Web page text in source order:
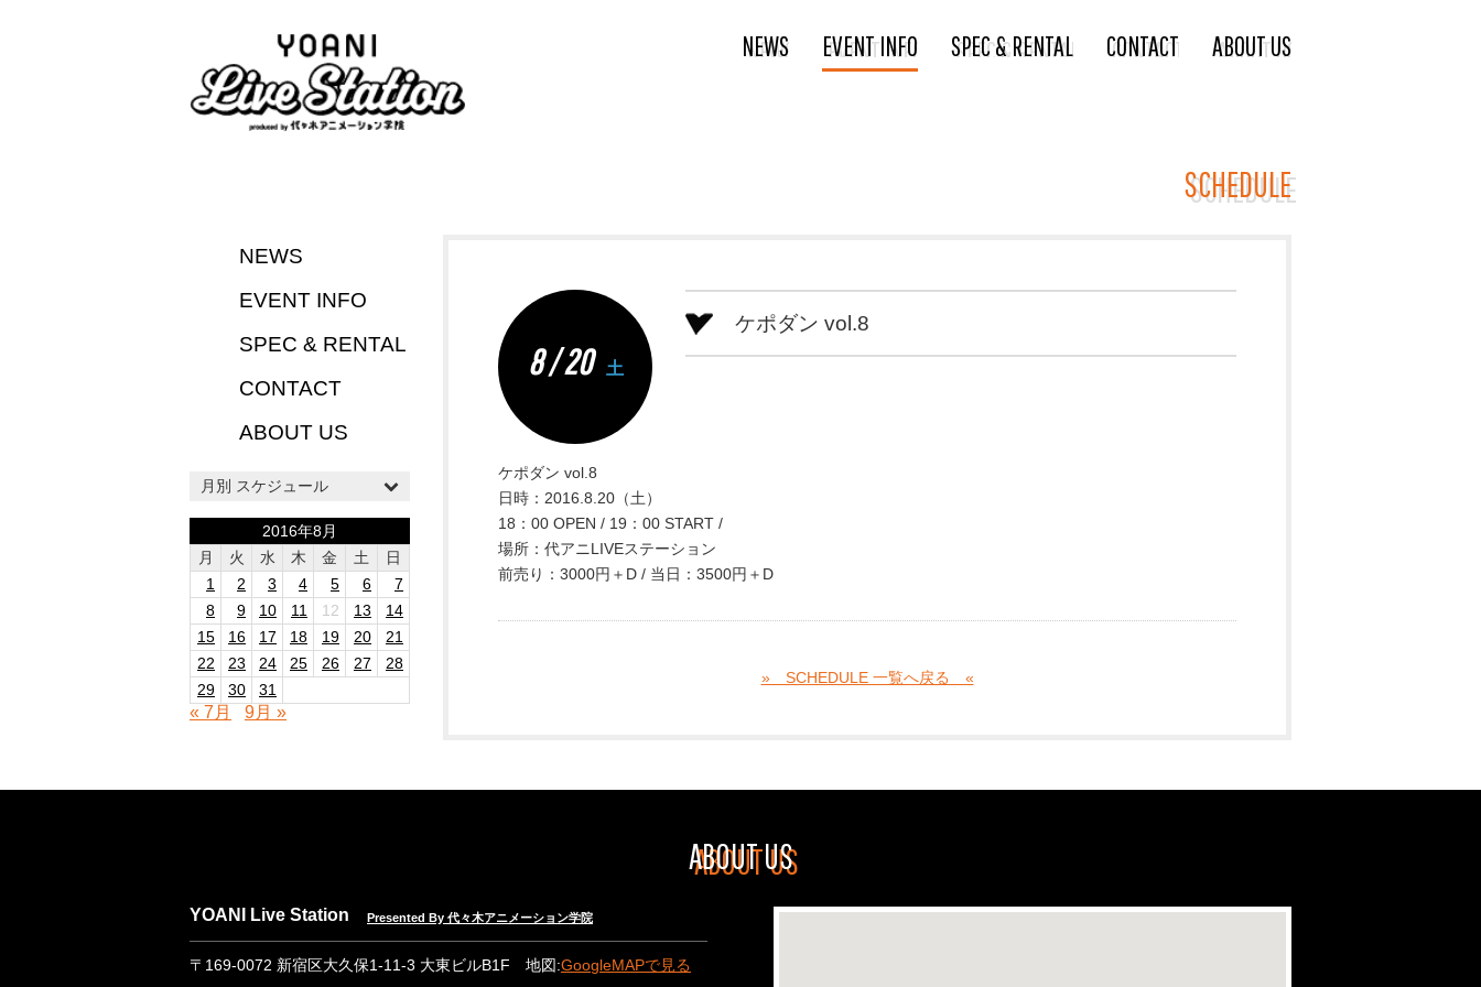
NEWS EVENT INFO SPEC & RENTAL CONTACT ABOUT US
SCHEDULE
NEWS
EVENT INFO
SPEC & RENTAL
CONTACT
ABOUT US
月別 スケジュール
2016年8月
月
火 水 木 金 土
日
1
2 3 4 5 6
7
8
9 10 11 12 13
14
15
16 17 18 19 20
21
22
23 24 25 26 27
28
29
30 31
« 7月 9月 »
8 / 20 土
ケポダン vol.8
ケポダン vol.8
日時：2016.8.20（土）
18：00 OPEN / 19：00 START /
場所：代アニLIVEステーション
前売り：3000円＋D / 当日：3500円＋D
» SCHEDULE 一覧へ戻る «
ABOUT US
YOANI Live Station Presented By 代々木アニメーション学院
〒169-0072 新宿区大久保1-11-3 大東ビルB1F 地図:GoogleMAPで見る